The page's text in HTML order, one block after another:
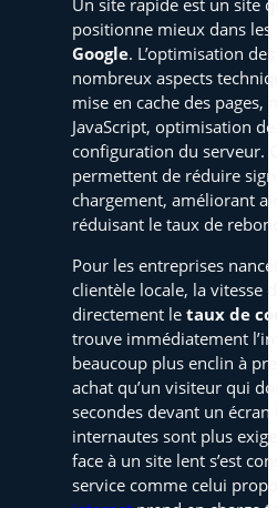
positionne mieux dans les
Google. L’optimisation
nombreux aspects
mise en cache des pages,
JavaScript, optimisation
configuration du serveur.
permettent de réduire
chargement, améliorant
réduisant le taux de
Pour les entreprises
clientèle locale, la vitesse
directement le taux de
trouve immédiatement
beaucoup plus enclin à
achat qu’un visiteur qui
secondes devant un
internautes sont plus
face à un site lent s’est
service comme celui